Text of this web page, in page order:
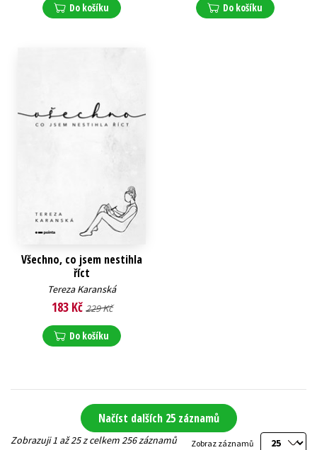
Do košíku Do košíku
Všechno, co jsem nestihla
říct
Tereza Karanská
183 Kč 229 Kč
Do košíku
Načíst dalších 25 záznamů
Zobraz záznamů
Zobrazuji 1 až 25 z celkem 256 záznamů